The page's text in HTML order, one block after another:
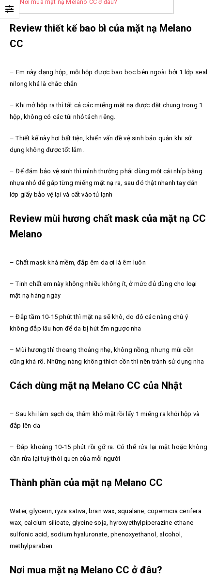
Nơi mua mặt nạ Melano CC ở đâu?
Review thiết kế bao bì của mặt nạ Melano
CC
– Em này dạng hộp, mỗi hộp được bao bọc bên ngoài bởi 1 lớp seal
nilong khá là chắc chắn
– Khi mở hộp ra thì tất cả các miếng mặt nạ được đặt chung trong 1
hộp, không có các túi nhỏ tách riêng.
– Thiết kế này hơi bất tiện, khiến vấn đề vệ sinh bảo quản khi sử
dụng không được tốt lắm.
– Để đảm bảo vệ sinh thì mình thường phải dùng một cái nhíp bằng
nhựa nhỏ để gắp từng miếng mặt nạ ra, sau đó thật nhanh tay dán
lớp giấy bảo vệ lại và cất vào tủ lạnh
Review mùi hương chất mask của mặt nạ CC
Melano
– Chất mask khá mềm, đắp êm da ơi là êm luôn
– Tinh chất em này không nhiều không ít, ở mức đủ dùng cho loại
mặt nạ hàng ngày
– Đắp tầm 10-15 phút thì mặt nạ sẽ khô, do đó các nàng chú ý
không đắp lâu hơn để da bị hút ẩm ngược nha
– Mùi hương thì thoang thoảng nhẹ, không nồng, nhưng mùi cồn
cũng khá rõ. Những nàng không thích cồn thì nên tránh sử dụng nha
Cách dùng mặt nạ Melano CC của Nhật
– Sau khi làm sạch da, thấm khô mặt rồi lấy 1 miếng ra khỏi hộp và
đắp lên da
– Đắp khoảng 10-15 phút rồi gỡ ra. Có thể rửa lại mặt hoặc không
cần rửa lại tuỳ thói quen của mỗi người
Thành phần của mặt nạ Melano CC
Water, glycerin, ryza sativa, bran wax, squalane, copernicia cerifera
wax, calcium silicate, glycine soja, hyroxyethylpiperazine ethane
sulfonic acid, sodium hyaluronate, phenoxyethanol, alcohol,
methylparaben
Nơi mua mặt nạ Melano CC ở đâu?